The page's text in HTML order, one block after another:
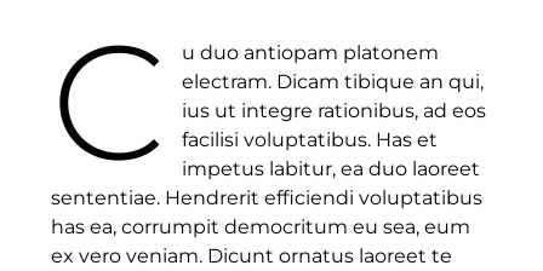
C
u duo antiopam platonem
electram. Dicam tibique an qui,
ius ut integre rationibus, ad eos
facilisi voluptatibus. Has et
impetus labitur, ea duo laoreet
sententiae. Hendrerit efficiendi voluptatibus
has ea, corrumpit democritum eu sea, eum
ex vero veniam. Dicunt ornatus laoreet te